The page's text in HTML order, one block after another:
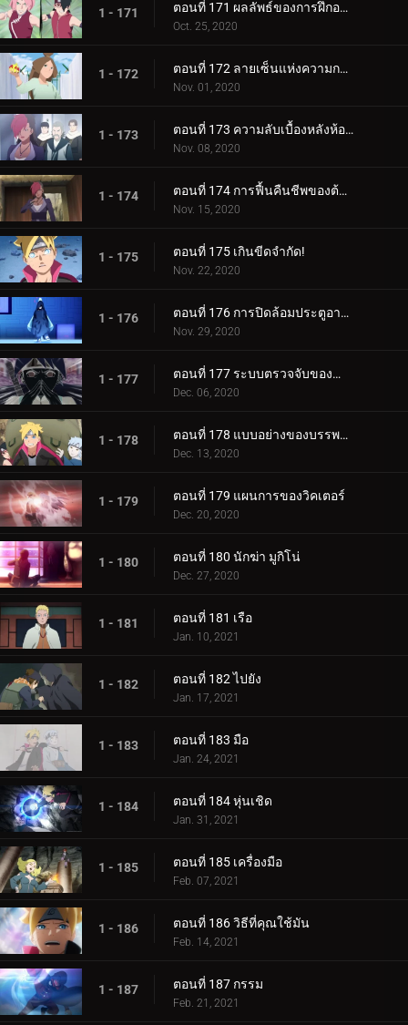
1 - 171 ตอนที่ 171 ผลลัพธ์ของการฝึกอบรม
Oct. 25, 2020
1 - 172 ตอนที่ 172 ลายเซ็นแห่งความกลัว
Nov. 01, 2020
1 - 173 ตอนที่ 173 ความลับเบื้องหลังห้องใต้ดิน
Nov. 08, 2020
1 - 174 ตอนที่ 174 การฟื้นคืนชีพของต้นไม้ศักดิ์สิทธิ์
Nov. 15, 2020
1 - 175 ตอนที่ 175 เกินขีดจำกัด!
Nov. 22, 2020
1 - 176 ตอนที่ 176 การปิดล้อมประตูอาอุน!
Nov. 29, 2020
1 - 177 ตอนที่ 177 ระบบตรวจจับของกำแพงเหล็ก
Dec. 06, 2020
1 - 178 ตอนที่ 178 แบบอย่างของบรรพบุรุษของเรา
Dec. 13, 2020
1 - 179 ตอนที่ 179 แผนการของวิคเตอร์
Dec. 20, 2020
1 - 180 ตอนที่ 180 นักฆ่า มูกิโน่
Dec. 27, 2020
1 - 181 ตอนที่ 181 เรือ
Jan. 10, 2021
1 - 182 ตอนที่ 182 ไปยัง
Jan. 17, 2021
1 - 183 ตอนที่ 183 มือ
Jan. 24, 2021
1 - 184 ตอนที่ 184 หุ่นเชิด
Jan. 31, 2021
1 - 185 ตอนที่ 185 เครื่องมือ
Feb. 07, 2021
1 - 186 ตอนที่ 186 วิธีที่คุณใช้มัน
Feb. 14, 2021
1 - 187 ตอนที่ 187 กรรม
Feb. 21, 2021